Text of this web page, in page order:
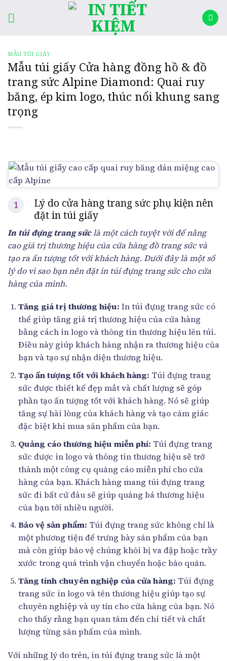
MẪU TÚI GIẤY
Mẫu túi giấy Cửa hàng đồng hồ & đồ
trang sức Alpine Diamond: Quai ruy
băng, ép kim logo, thúc nổi khung sang
trọng
Lý do cửa hàng trang sức phụ kiện nên
đặt in túi giấy
In túi đựng trang sứclà một cách tuyệt vời để nâng
cao giá trị thương hiệu của cửa hàng đồ trang sức và
tạo ra ấn tượng tốt với khách hàng. Dưới đây là một số
lý do vì sao bạn nên đặt in túi đựng trang sức cho cửa
hàng của mình.
Tăng giá trị thương hiệu: In túi đựng trang sức có
thể giúp tăng giá trị thương hiệu của cửa hàng
bằng cách in logo và thông tin thương hiệu lên túi.
Điều này giúp khách hàng nhận ra thương hiệu của
bạn và tạo sự nhận diện thương hiệu.
Tạo ấn tượng tốt với khách hàng: Túi đựng trang
sức được thiết kế đẹp mắt và chất lượng sẽ góp
phần tạo ấn tượng tốt với khách hàng. Nó sẽ giúp
tăng sự hài lòng của khách hàng và tạo cảm giác
đặc biệt khi mua sản phẩm của bạn.
Quảng cáo thương hiệu miễn phí: Túi đựng trang
sức được in logo và thông tin thương hiệu sẽ trở
thành một công cụ quảng cáo miễn phí cho cửa
hàng của bạn. Khách hàng mang túi đựng trang
sức đi bất cứ đâu sẽ giúp quảng bá thương hiệu
của bạn tới nhiều người.
Bảo vệ sản phẩm: Túi đựng trang sức không chỉ là
một phương tiện để trưng bày sản phẩm của bạn
mà còn giúp bảo vệ chúng khỏi bị va đập hoặc trầy
xước trong quá trình vận chuyển hoặc bảo quản.
Tăng tính chuyên nghiệp của cửa hàng: Túi đựng
trang sức in logo và tên thương hiệu giúp tạo sự
chuyên nghiệp và uy tín cho cửa hàng của bạn. Nó
cho thấy rằng bạn quan tâm đến chi tiết và chất
lượng từng sản phẩm của mình.
Với những lý do trên, in túi đựng trang sức là một
rocket